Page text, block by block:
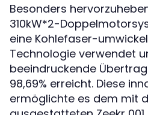
Besonders
310kW*2-
eine Kohlefaser-
Technologie verwendet
beeindruckende
98,69% erreicht. Diese
ermöglichte es dem mit